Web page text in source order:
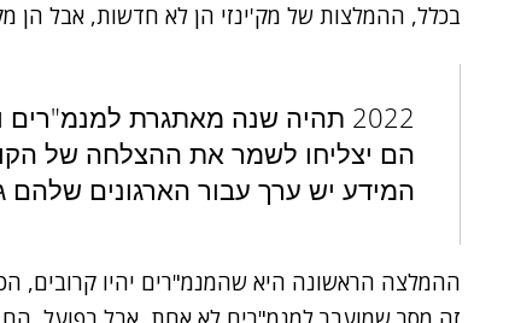
בכלל, ההמלצות של מק'ינזי הן לא חדשות, אבל הן
הם יצליחו לשמר את ההצלחה של
המידע יש ערך עבור הארגונים
ההמלצה הראשונה היא שהמנמ"רים יהיו קרובים,